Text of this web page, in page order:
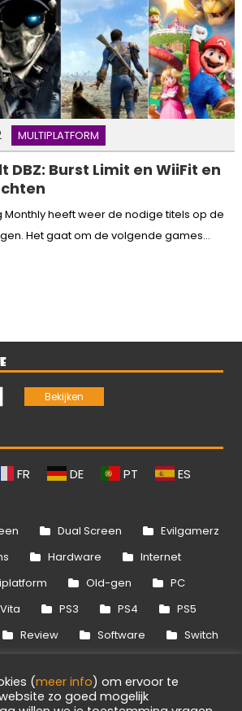
MULTIPLATFORM
DBZ: Burst Limit en WiiFit en
Monthly heeft weer de nodige titels op de
Het gaat om de volgende games...
FR DE PT ES
Dual Screen
Evilgamerz
Hardware
Internet
Old-gen
PC
PS3 PS4
PS5
Review Software
Switch
One Xbox Series
(meer info) om ervoor te
zo goed mogelijk